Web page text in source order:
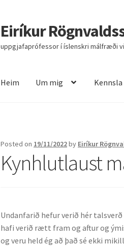
Fara
beint
í
Hoppa
yfir
í
Eiríkur
uppgjafaprófessor í íslenskri málfræði
Heim Um mig Kennsla
Posted on 19/11/2022by Eiríkur
Kynhlutlaust
Undanfarið hefur verið hér
hafi verið rætt fram og aftur og
og veru held ég að það sé ekki